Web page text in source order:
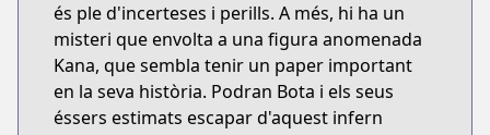
és ple d'incerteses i perills. A més, hi ha un
misteri que envolta a una figura anomenada
Kana, que sembla tenir un paper important
en la seva història. Podran Bota i els seus
éssers estimats escapar d'aquest infern